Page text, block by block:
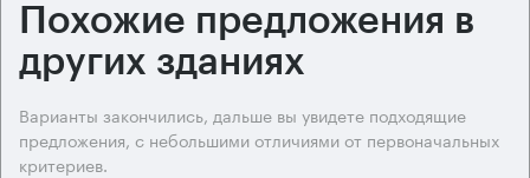
Похожие предложения в
других зданиях
Варианты закончились, дальше вы увидете подходящие
предложения, с небольшими отличиями от первоначальных
критериев.